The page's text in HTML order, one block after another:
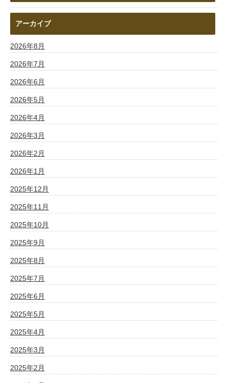
アーカイブ
2026年8月
2026年7月
2026年6月
2026年5月
2026年4月
2026年3月
2026年2月
2026年1月
2025年12月
2025年11月
2025年10月
2025年9月
2025年8月
2025年7月
2025年6月
2025年5月
2025年4月
2025年3月
2025年2月